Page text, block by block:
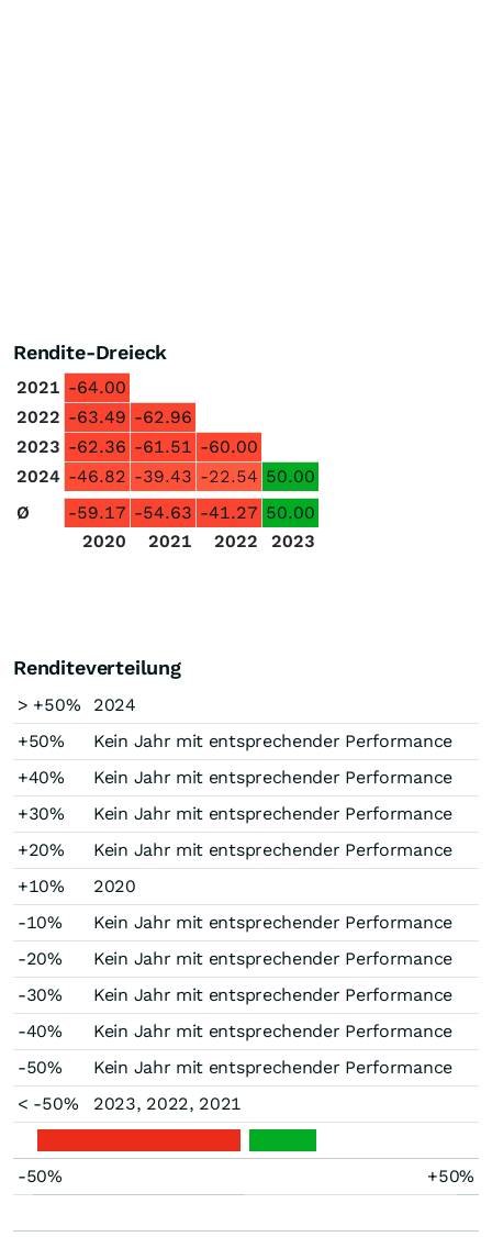
Rendite-Dreieck
2021 -64.00
2022 -63.49 -62.96
2023 -62.36 -61.51 -60.00
2024 -46.82 -39.43 -22.54 50.00
Ø
-59.17 -54.63 -41.27 50.00
2020
2021 2022 2023
Renditeverteilung
> +50%
2024
+50%
Kein Jahr mit entsprechender Performance
+40%
Kein Jahr mit entsprechender Performance
+30%
Kein Jahr mit entsprechender Performance
+20%
Kein Jahr mit entsprechender Performance
+10%
2020
-10%
Kein Jahr mit entsprechender Performance
-20%
Kein Jahr mit entsprechender Performance
-30%
Kein Jahr mit entsprechender Performance
-40%
Kein Jahr mit entsprechender Performance
-50%
Kein Jahr mit entsprechender Performance
< -50%
2023, 2022, 2021
-50% +50%